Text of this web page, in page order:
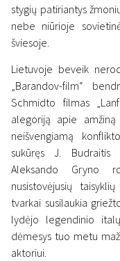
stygių patiriantys
nebe niūrioje
šviesoje.
Lietuvoje beveik
„Barandov-film“
Schmidto filmas
alegoriją apie
neišvengiamą
sukūręs J.
Aleksando Gryno
nusistovėjusių
tvarkai susilaukia
lydėjo legendinio
dėmesys tuo metu
aktoriui.